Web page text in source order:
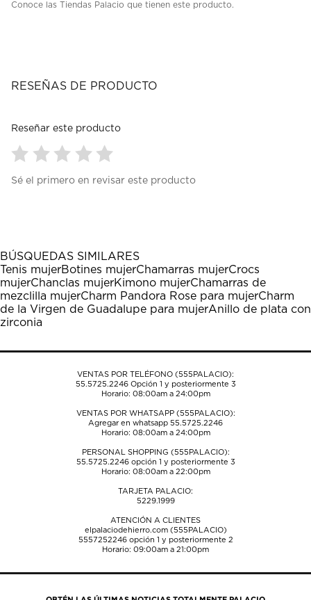
Conoce las Tiendas Palacio que tienen este producto.
RESEÑAS DE PRODUCTO
Reseñar este producto
para
1
estrella
Esta
acción
abrirá
el
formulario
envío.
para
estrellas.
Esta
acción
abrirá
el
formulario
envío.
para
estrellas.
Esta
acción
abrirá
el
envío.
para
estrellas.
Esta
acción
abrirá
el
envío.
para
estrellas.
Esta
acción
abrirá
el
envío.
Sé el primero en revisar este producto
BÚSQUEDAS SIMILARES
Tenis mujerBotines mujerChamarras mujerCrocs
mujerChanclas mujerKimono mujerChamarras de
mezclilla mujerCharm Pandora Rose para mujerCharm
de la Virgen de Guadalupe para mujerAnillo de plata con
zirconia
VENTAS POR TELÉFONO (555PALACIO):
55.5725.2246Opción 1 y posteriormente 3
Horario: 08:00am a 24:00pm
VENTAS POR WHATSAPP (555PALACIO):
Agregar en whatsapp 55.5725.2246
Horario: 08:00am a 24:00pm
PERSONAL SHOPPING (555PALACIO):
55.5725.2246opción 1 y posteriormente 3
Horario: 08:00am a 22:00pm
TARJETA PALACIO:
5229.1999
ATENCIÓN A CLIENTES
elpalaciodehierro.com (555PALACIO)
5557252246opción 1 y posteriormente 2
Horario: 09:00am a 21:00pm